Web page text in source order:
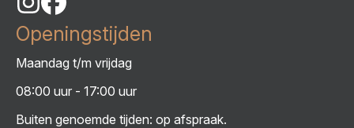
Openingstijden
Maandag t/m vrijdag
08:00 uur - 17:00 uur
Buiten genoemde tijden: op afspraak.